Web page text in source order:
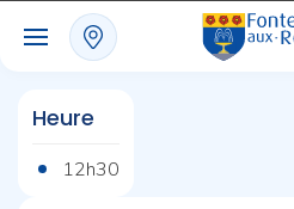
Heure
12h30
Panneau de gestion des cookies